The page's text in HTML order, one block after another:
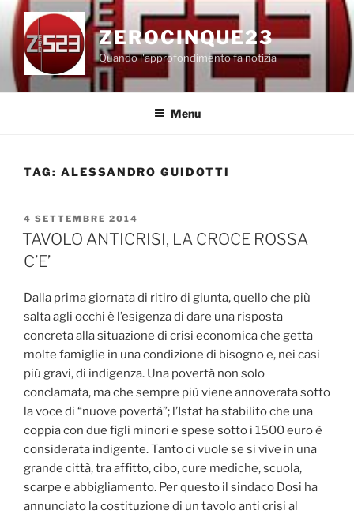
Salta
contenuto
ZEROCINQUE23
Quando l'approfondimento fa notizia
Menu
TAG: ALESSANDRO GUIDOTTI
PUBBLICATO
IL
4 SETTEMBRE 2014
TAVOLO ANTICRISI, LA CROCE ROSSA
C’E’
Dalla prima giornata di ritiro di giunta, quello che più
salta agli occhi è l’esigenza di dare una risposta
concreta alla situazione di crisi economica che getta
molte famiglie in una condizione di bisogno e, nei casi
più gravi, di indigenza. Una povertà non solo
conclamata, ma che sempre più viene annoverata sotto
la voce di “nuove povertà”; l’Istat ha stabilito che una
coppia con due figli minori e spese sotto i 1500 euro è
considerata indigente. Tanto ci vuole se si vive in una
grande città, tra affitto, cibo, cure mediche, scuola,
scarpe e abbigliamento. Per questo il sindaco Dosi ha
annunciato la costituzione di un tavolo anti crisi al